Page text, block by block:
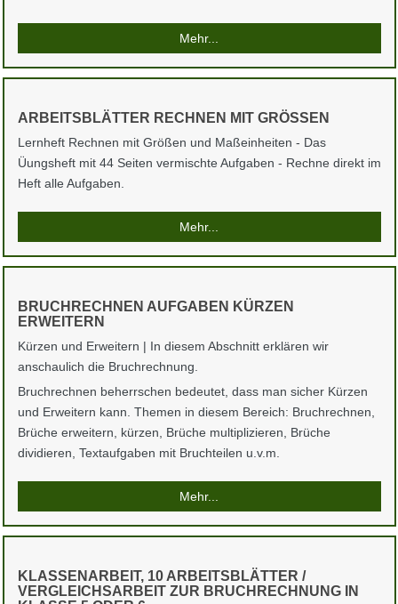
Mehr...
ARBEITSBLÄTTER RECHNEN MIT GRÖSSEN
Lernheft Rechnen mit Größen und Maßeinheiten - Das
Üungsheft mit 44 Seiten vermischte Aufgaben - Rechne direkt im
Heft alle Aufgaben.
Mehr...
BRUCHRECHNEN AUFGABEN KÜRZEN
ERWEITERN
Kürzen und Erweitern | In diesem Abschnitt erklären wir
anschaulich die Bruchrechnung.
Bruchrechnen beherrschen bedeutet, dass man sicher Kürzen
und Erweitern kann. Themen in diesem Bereich: Bruchrechnen,
Brüche erweitern, kürzen, Brüche multiplizieren, Brüche
dividieren, Textaufgaben mit Bruchteilen u.v.m.
Mehr...
KLASSENARBEIT, 10 ARBEITSBLÄTTER /
VERGLEICHSARBEIT ZUR BRUCHRECHNUNG IN